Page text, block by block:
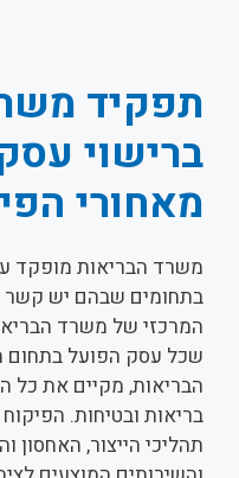
תפקיד
ברישוי
מאחורי
משרד הבריאות מופקד
בתחומים שבהם יש קשר
המרכזי של משרד
שכל עסק הפועל בתחום
הבריאות, מקיים את כל
בריאות ובטיחות.
תהליכי הייצור, האחסון